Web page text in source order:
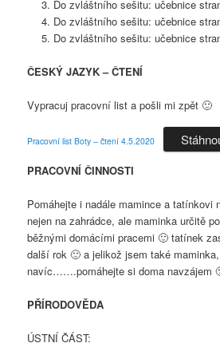
Do zvláštního sešitu: učebnice
Do zvláštního sešitu: učebnice
Do zvláštního sešitu: učebnice
ČESKÝ JAZYK – ČTENÍ
Vypracuj pracovní list a pošli mi zpět 🙂
Pracovní list Boty – čtení 4.5.2020
PRACOVNÍ ČINNOSTI
Pomáhejte i nadále mamince a tatínkovi
nejen na zahrádce, ale maminka určitě
běžnými domácími pracemi 🙂 tatínek
další rok 🙂 a jelikož jsem také
navíc…….pomáhejte si doma navzájem
PŘÍRODOVĚDA
ÚSTNÍ ČÁST: